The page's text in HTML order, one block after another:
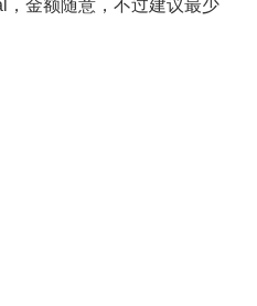
金额随意，不过建议最少